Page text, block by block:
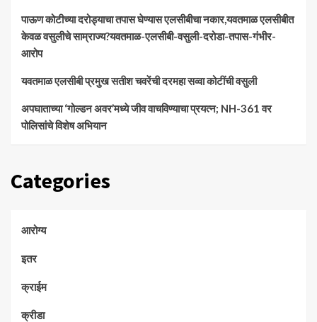
पाऊण कोटीच्या दरोड्याचा तपास घेण्यास एलसीबीचा नकार,यवतमाळ एलसीबीत
केवळ वसुलीचे साम्राज्य?यवतमाळ-एलसीबी-वसुली-दरोडा-तपास-गंभीर-
आरोप
यवतमाळ एलसीबी प्रमुख सतीश चवरेंची दरमहा सव्वा कोटींची वसुली
अपघाताच्या ‘गोल्डन अवर’मध्ये जीव वाचविण्याचा प्रयत्न; NH-361 वर
पोलिसांचे विशेष अभियान
Categories
आरोग्य
इतर
क्राईम
क्रीडा